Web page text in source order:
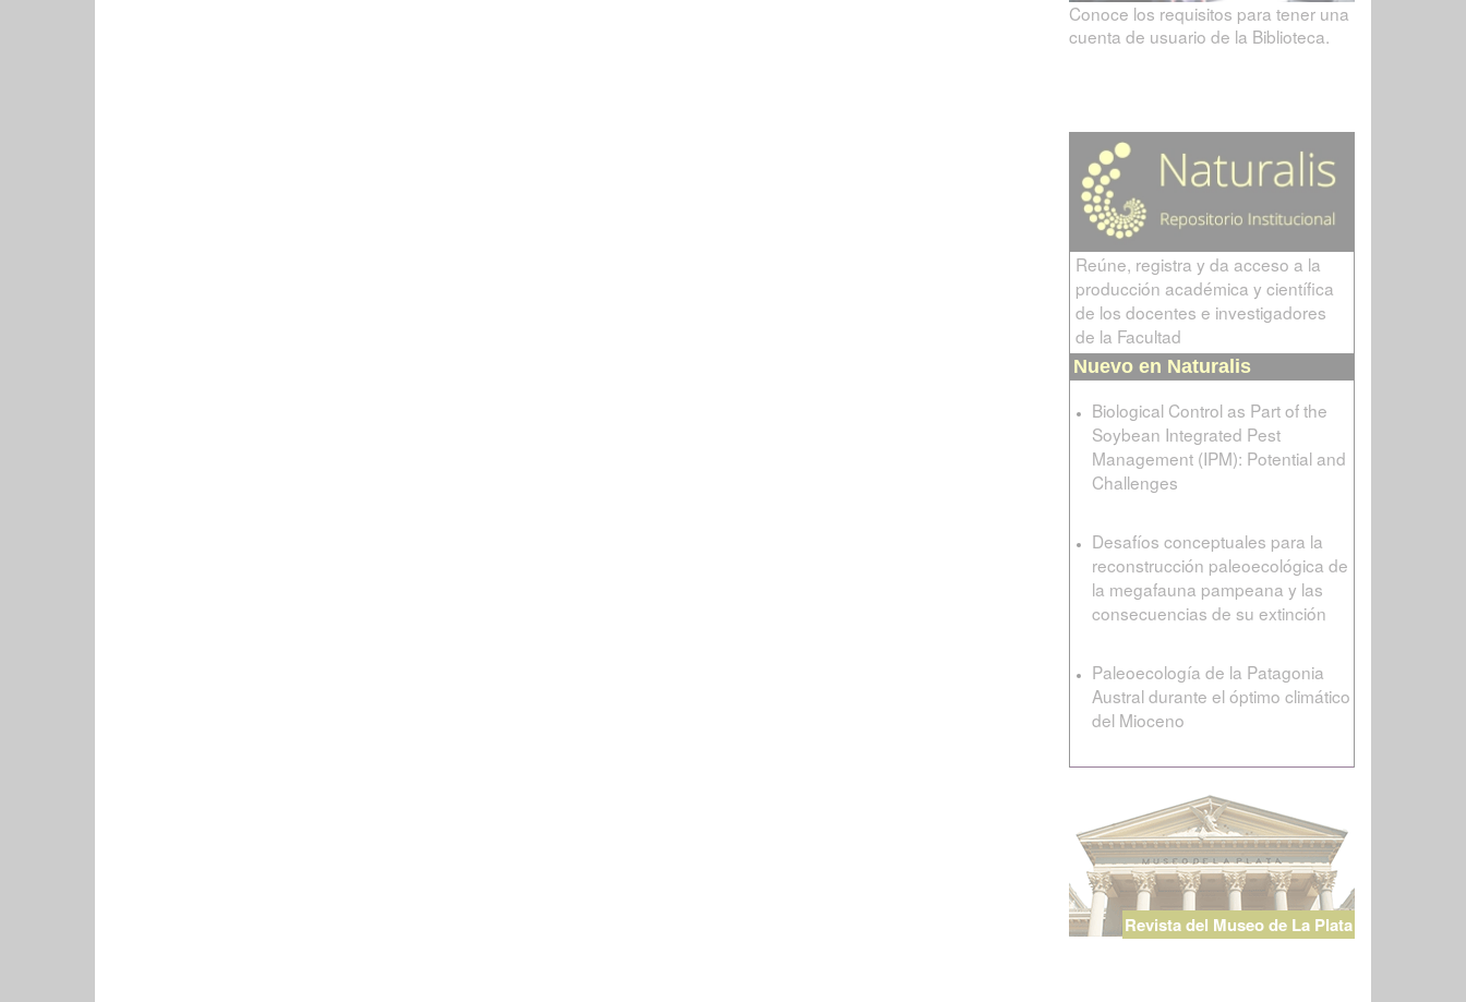
Conoce los requisitos para tener una
cuenta de usuario de la Biblioteca.
Reúne, registra y da acceso a la
producción académica y científica
de los docentes e investigadores
de la Facultad
Nuevo en Naturalis
Biological Control as Part of the
Soybean Integrated Pest
Management (IPM): Potential and
Challenges
Desafíos conceptuales para la
reconstrucción paleoecológica de
la megafauna pampeana y las
consecuencias de su extinción
Paleoecología de la Patagonia
Austral durante el óptimo climático
del Mioceno
Revista del Museo de La Plata